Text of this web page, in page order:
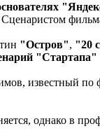
"Остров", "20
"Стартапа"
известный по
однако в